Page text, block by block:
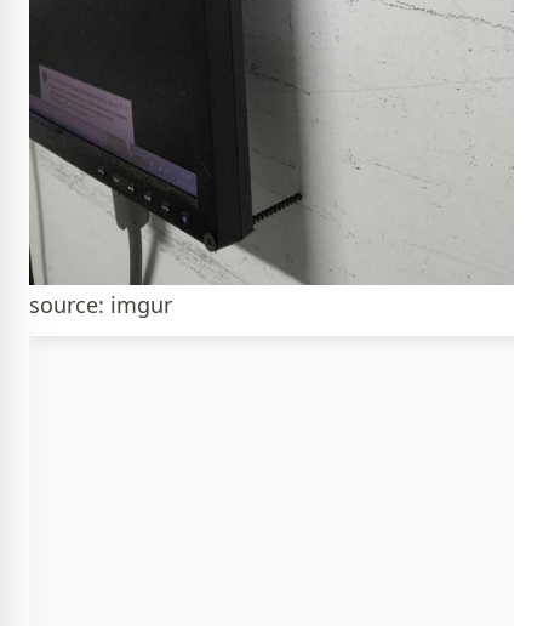
source: imgur